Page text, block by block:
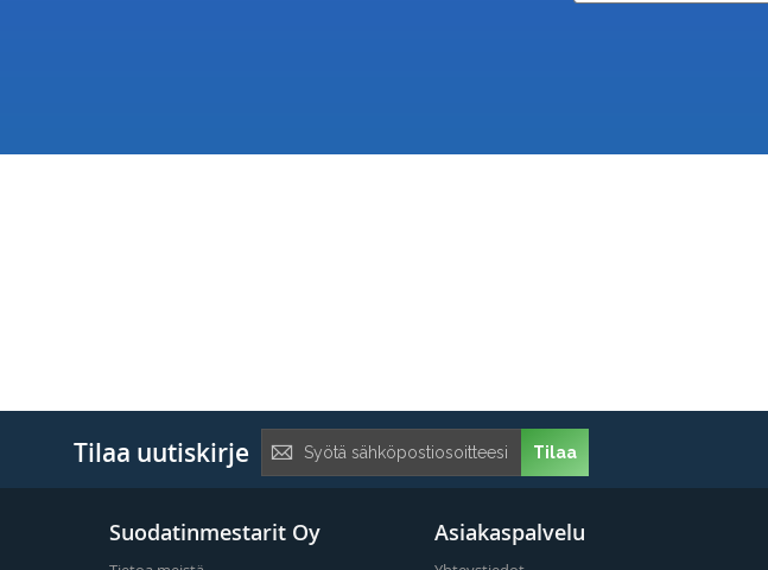
Tilaa uutiskirje
uutiskirje:
Tilaa
Suodatinmestarit Oy Asiakaspalvelu